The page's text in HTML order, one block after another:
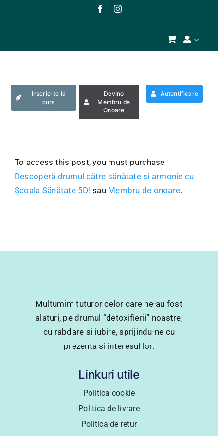
Înscrie-te la
curs
Devino
Membru de
Onoare
Autentificare
To access this post, you must purchase
Descoperă drumul către sănătate și armonie cu
Școala Sănătate 5D! sau Membru de onoare.
Multumim tuturor celor care ne-au fost
alaturi, pe drumul “detoxifierii” noastre,
cu rabdare si iubire, sprijindu-ne cu
prezenta si interesul lor.
Linkuri utile
Politica cookie
Politica de livrare
Politica de retur